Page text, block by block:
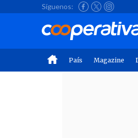
Síguenos:
País Magazine